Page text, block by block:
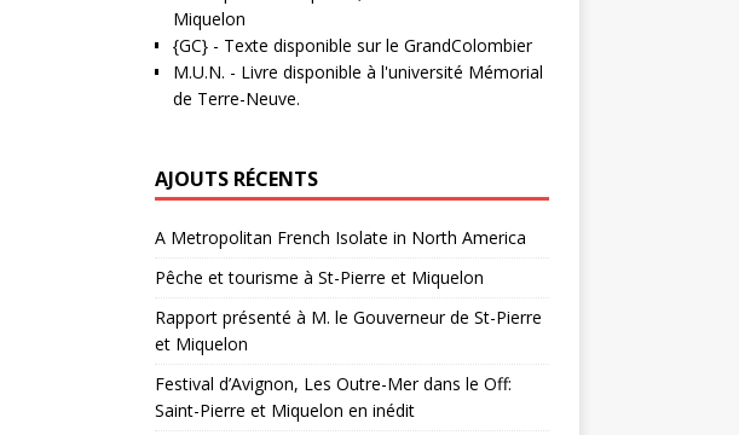
Miquelon
{GC}- Texte disponible sur le GrandColombier
M.U.N. - Livre disponible à l'université Mémorial
de Terre-Neuve.
AJOUTS RÉCENTS
A Metropolitan French Isolate in North America
Pêche et tourisme à St-Pierre et Miquelon
Rapport présenté à M. le Gouverneur de St-Pierre
et Miquelon
Festival d’Avignon, Les Outre-Mer dans le Off:
Saint-Pierre et Miquelon en inédit